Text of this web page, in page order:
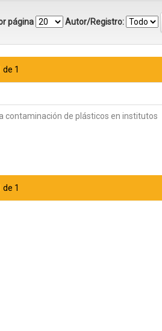
página Autor/Registro:
1
contaminación de plásticos en institutos
1